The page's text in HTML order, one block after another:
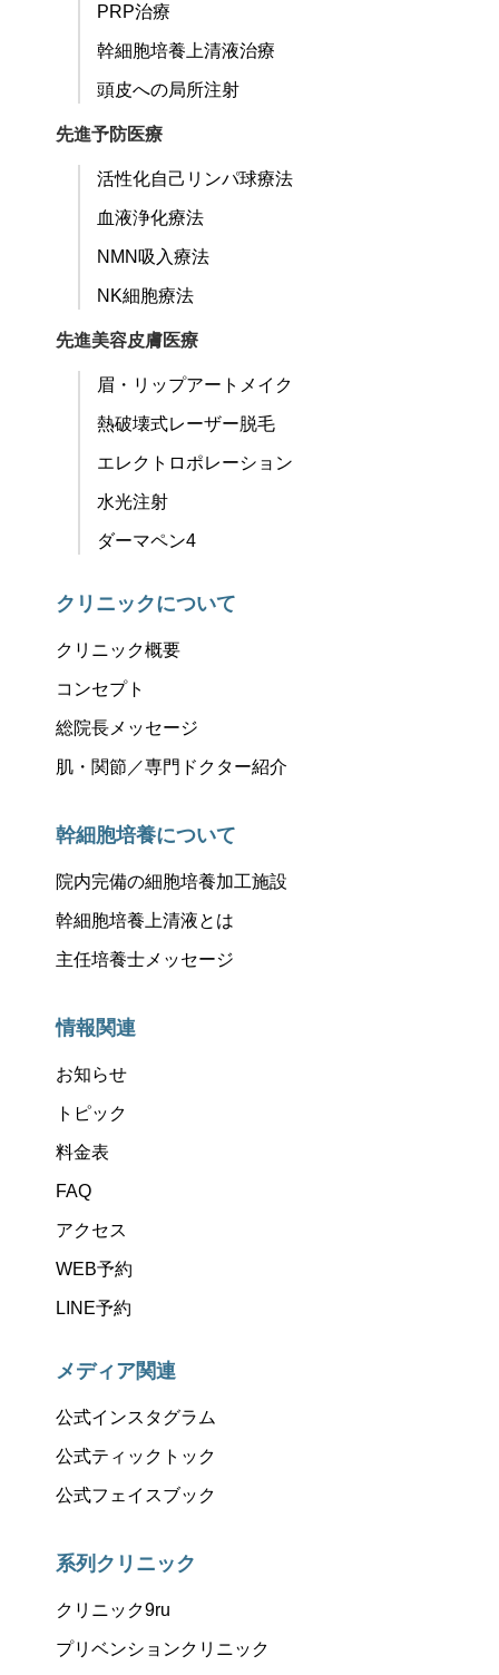
PRP治療
幹細胞培養上清液治療
頭皮への局所注射
先進予防医療
活性化自己リンパ球療法
血液浄化療法
NMN吸入療法
NK細胞療法
先進美容皮膚医療
眉・リップアートメイク
熱破壊式レーザー脱毛
エレクトロポレーション
水光注射
ダーマペン4
クリニックについて
クリニック概要
コンセプト
総院長メッセージ
肌・関節／専門ドクター紹介
幹細胞培養について
院内完備の細胞培養加工施設
幹細胞培養上清液とは
主任培養士メッセージ
情報関連
お知らせ
トピック
料金表
FAQ
アクセス
WEB予約
LINE予約
メディア関連
公式インスタグラム
公式ティックトック
公式フェイスブック
系列クリニック
クリニック9ru
プリベンションクリニック